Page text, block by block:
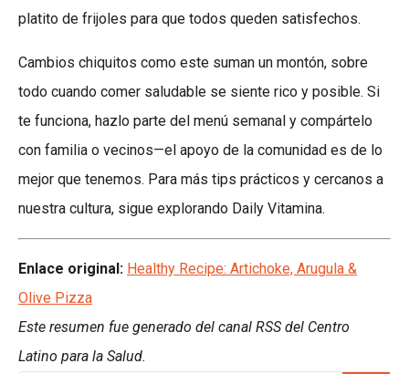
platito de frijoles para que todos queden satisfechos.
Cambios chiquitos como este suman un montón, sobre
todo cuando comer saludable se siente rico y posible. Si
te funciona, hazlo parte del menú semanal y compártelo
con familia o vecinos—el apoyo de la comunidad es de lo
mejor que tenemos. Para más tips prácticos y cercanos a
nuestra cultura, sigue explorando Daily Vitamina.
Enlace original: Healthy Recipe: Artichoke, Arugula &
Olive Pizza
Este resumen fue generado del canal RSS del Centro
Latino para la Salud.